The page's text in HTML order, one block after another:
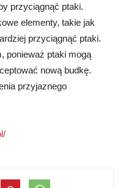
przyciągnąć ptaki.
elementy, takie jak
przyciągnąć ptaki.
ponieważ ptaki mogą
nową budkę.
przyjaznego